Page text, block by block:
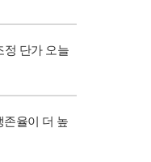
정 단가 오늘
존율이 더 높